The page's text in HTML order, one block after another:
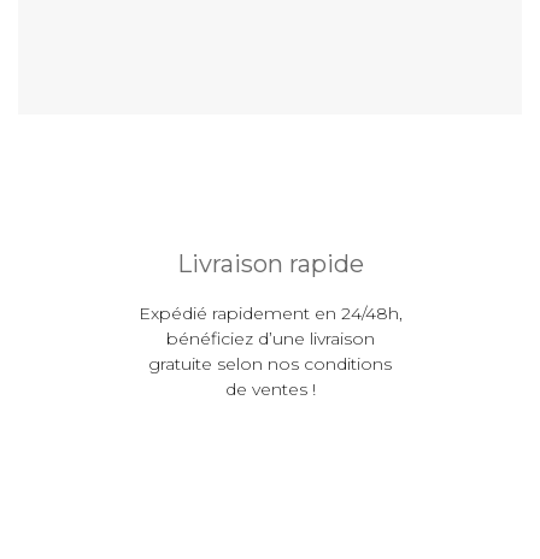
Livraison rapide
Expédié rapidement en 24/48h,
bénéficiez d’une livraison
gratuite selon nos conditions
de ventes !